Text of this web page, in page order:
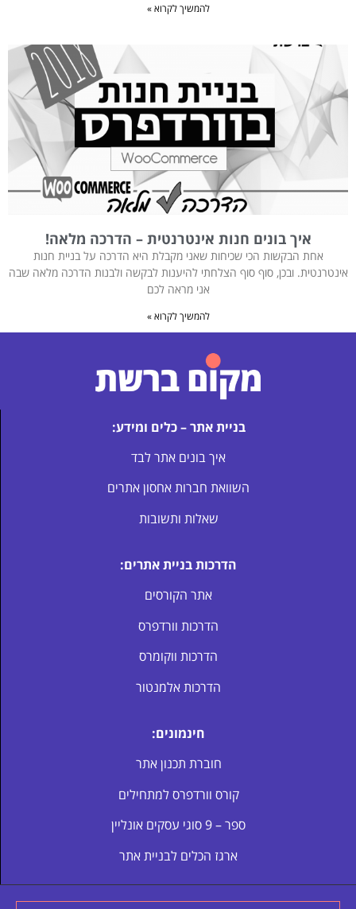
להמשיך לקרוא »
איך בונים חנות אינטרנטית – הדרכה מלאה!
אחת הבקשות הכי שכיחות שאני מקבלת היא הדרכה על בניית חנות
אינטרנטית. ובכן, סוף סוף הצלחתי להיענות לבקשה ולבנות הדרכה מלאה שבה
אני מראה לכם
להמשיך לקרוא »
בניית אתר – כלים ומידע:
איך בונים אתר לבד
השוואת חברות אחסון אתרים
שאלות ותשובות
הדרכות בניית אתרים:
אתר הקורסים
הדרכות וורדפרס
הדרכות ווקומרס
הדרכות אלמנטור
חינמונים:
חוברת תכנון אתר
קורס וורדפרס למתחילים
ספר – 9 סוגי עסקים אונליין
ארגז הכלים לבניית אתר